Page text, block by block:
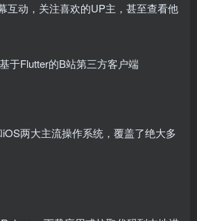
互动，关注喜欢的UP主，甚至查看他
两大主流操作系统，覆盖了绝大多